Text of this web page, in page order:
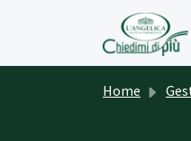
Salta al
Home